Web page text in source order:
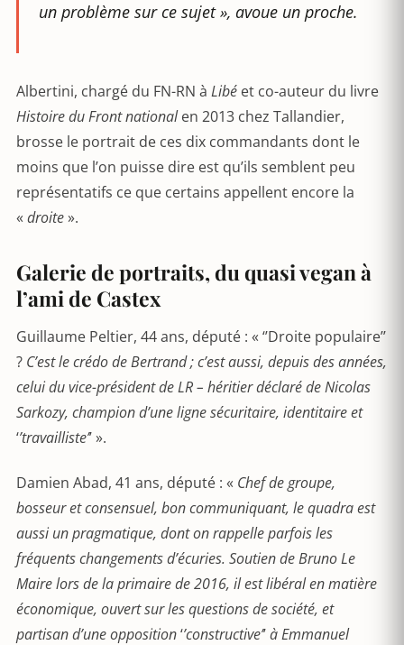
un problème sur ce sujet », avoue un proche.
Albertini, chargé du FN-RN à Libé et co-auteur du livre
Histoire du Front nationalen 2013 chez Tallandier,
brosse le portrait de ces dix commandants dont le
moins que l’on puisse dire est qu’ils semblent peu
représentatifs ce que certains appellent encore la
« droite».
Galerie de portraits, du quasi vegan à
l’ami de Castex
Guillaume Peltier, 44 ans, député : « ‘’Droite populaire’’
? C’est le crédo de Bertrand ; c’est aussi, depuis des années,
celui du vice-président de LR – héritier déclaré de Nicolas
Sarkozy, champion d’une ligne sécuritaire, identitaire et
‘’travailliste’’ ».
Damien Abad, 41 ans, député : « Chef de groupe,
bosseur et consensuel, bon communiquant, le quadra est
aussi un pragmatique, dont on rappelle parfois les
fréquents changements d’écuries. Soutien de Bruno Le
Maire lors de la primaire de 2016, il est libéral en matière
économique, ouvert sur les questions de société, et
partisan d’une opposition‘’constructive’’à Emmanuel